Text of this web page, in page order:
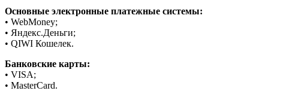
Основные электронные платежные системы:
• WebMoney;
• Яндекс.Деньги;
• QIWI Кошелек.
Банковские карты:
• VISA;
• MasterCard.